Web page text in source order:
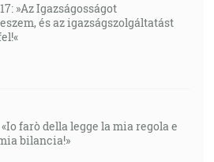
»Az Igazságosságot
és az igazságszolgáltatást
farò della legge la mia regola e
bilancia!»